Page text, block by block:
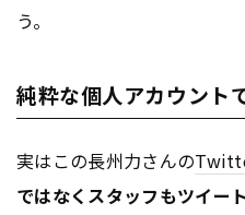
う。
純粋な個人アカウント
実はこの長州力さんの
ではなくスタッフもツイー